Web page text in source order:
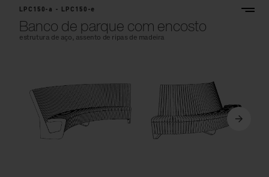
LPC150-a - LPC150-e
Banco de parque com encosto
estrutura de aço, assento de ripas de madeira